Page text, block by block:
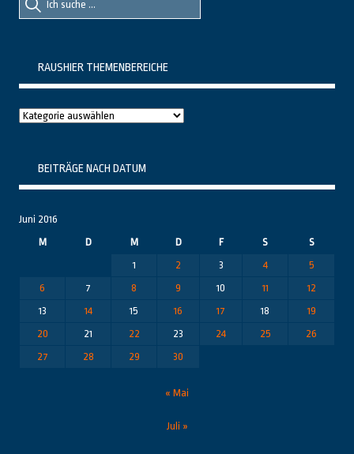
nach::
nach:
RAUSHIER THEMENBEREICHE
Raushier
BEITRÄGE NACH DATUM
Juni 2016
M
D M D F S
S
1
2 3 4
5
6
7 8 9 10 11
12
13
14 15 16 17 18
19
20
21 22 23 24 25
26
27
28 29 30
« Mai
Juli »